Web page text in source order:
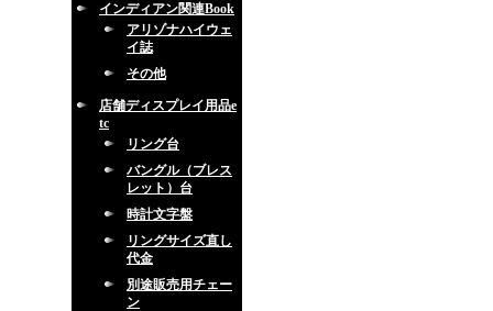
インディアン関連Book
アリゾナハイウェ
イ誌
その他
店舗ディスプレイ用品e
tc
リング台
バングル（ブレス
レット）台
時計文字盤
リングサイズ直し
代金
別途販売用チェー
ン